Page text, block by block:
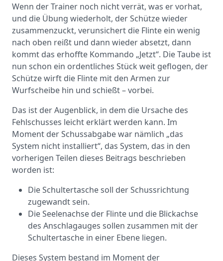
Wenn der Trainer noch nicht verrät, was er vorhat,
und die Übung wiederholt, der Schütze wieder
zusammenzuckt, verunsichert die Flinte ein wenig
nach oben reißt und dann wieder absetzt, dann
kommt das erhoffte Kommando „Jetzt“. Die Taube ist
nun schon ein ordentliches Stück weit geflogen, der
Schütze wirft die Flinte mit den Armen zur
Wurfscheibe hin und schießt – vorbei.
Das ist der Augenblick, in dem die Ursache des
Fehlschusses leicht erklärt werden kann. Im
Moment der Schussabgabe war nämlich „das
System nicht installiert“, das System, das in den
vorherigen Teilen dieses Beitrags beschrieben
worden ist:
Die Schultertasche soll der Schussrichtung
zugewandt sein.
Die Seelenachse der Flinte und die Blickachse
des Anschlagauges sollen zusammen mit der
Schultertasche in einer Ebene liegen.
Dieses System bestand im Moment der